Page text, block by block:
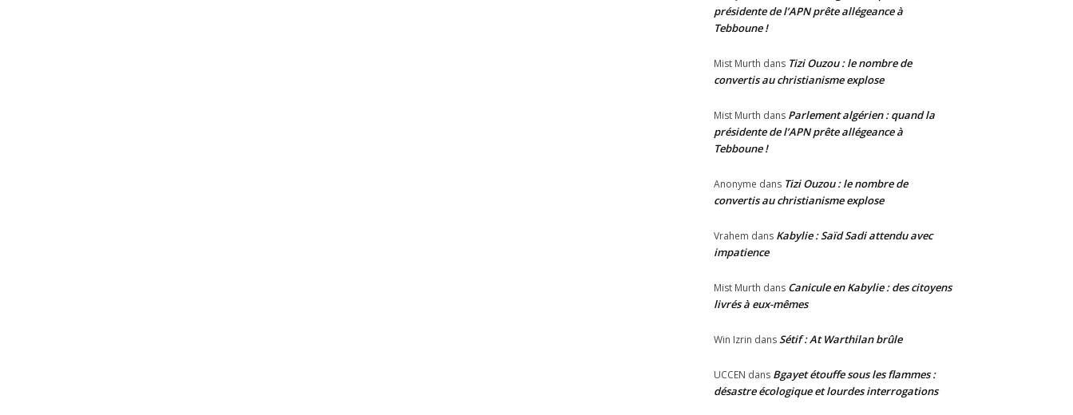
présidente de l’APN prête allégeance à
Tebboune !
Mist Murth dans Tizi Ouzou : le nombre de
convertis au christianisme explose
Mist Murth dans Parlement algérien : quand la
présidente de l’APN prête allégeance à
Tebboune !
Anonyme dans Tizi Ouzou : le nombre de
convertis au christianisme explose
Vrahem dans Kabylie : Saïd Sadi attendu avec
impatience
Mist Murth dans Canicule en Kabylie : des citoyens
livrés à eux-mêmes
Win Izrin dansSétif : At Warthilan brûle
UCCEN dans Bgayet étouffe sous les flammes :
désastre écologique et lourdes interrogations